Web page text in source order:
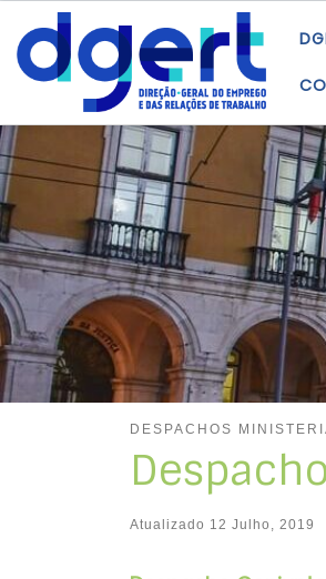
Skip to content
DESPACHOS
Atualizado 12 Julho, 2019